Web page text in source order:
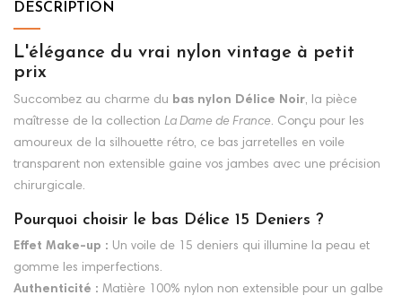
DESCRIPTION
L'élégance du vrai nylon vintage à petit
prix
Succombez au charme du bas nylon Délice Noir, la pièce
maîtresse de la collection La Dame de France. Conçu pour les
amoureux de la silhouette rétro, ce bas jarretelles en voile
transparent non extensible gaine vos jambes avec une précision
chirurgicale.
Pourquoi choisir le bas Délice 15 Deniers ?
Effet Make-up : Un voile de 15 deniers qui illumine la peau et
gomme les imperfections.
Authenticité : Matière 100% nylon non extensible pour un galbe